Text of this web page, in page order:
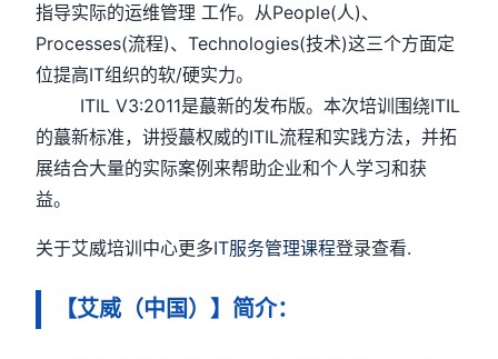
指导实际的运维管理 工作。从People(人)、
Processes(流程)、Technologies(技术)这三个方面定
位提高IT组织的软/硬实力。
ITIL V3:2011是蕞新的发布版。本次培训围绕ITIL
的蕞新标准，讲授蕞权威的ITIL流程和实践方法，并拓
展结合大量的实际案例来帮助企业和个人学习和获
益。
关于艾威培训中心更多IT服务管理课程登录查看.
【艾威（中国）】简介：